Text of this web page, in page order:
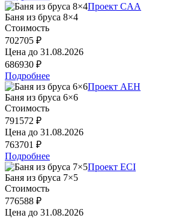
Проект CAA
Баня из бруса 8×4
Стоимость
702705 ₽
Цена до 31.08.2026
686930 ₽
Подробнее
Проект AEH
Баня из бруса 6×6
Стоимость
791572 ₽
Цена до 31.08.2026
763701 ₽
Подробнее
Проект ECI
Баня из бруса 7×5
Стоимость
776588 ₽
Цена до 31.08.2026